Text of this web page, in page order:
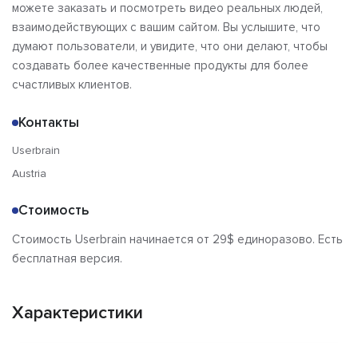
можете заказать и посмотреть видео реальных людей,
взаимодействующих с вашим сайтом. Вы услышите, что
думают пользователи, и увидите, что они делают, чтобы
создавать более качественные продукты для более
счастливых клиентов.
Контакты
Userbrain
Austria
Стоимость
Стоимость Userbrain начинается от 29$ единоразово. Есть
бесплатная версия.
Характеристики